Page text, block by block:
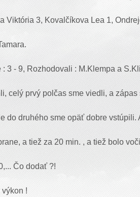
Viktória 3, Kovalčíkova Lea 1,
3 - 9, Rozhodovali : M.Klempa a
celý prvý polčas sme viedli, a
do druhého sme opäť dobre vstúpili.
a tiež za 20 min. , a tiež bolo
Čo dodať ?!
výkon !